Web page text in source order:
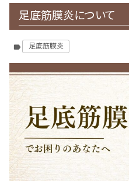
足底筋膜炎について
label 足底筋膜炎